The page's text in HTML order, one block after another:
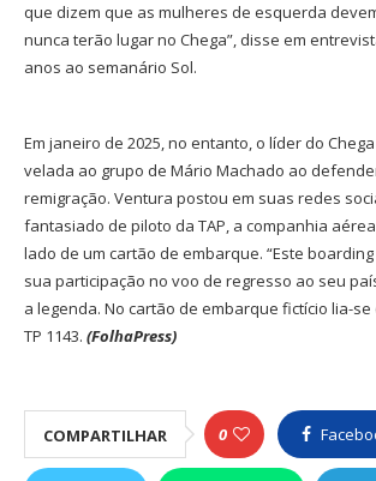
que dizem que as mulheres de esquerda
nunca terão lugar no Chega”, disse em
anos ao semanário Sol.
Em janeiro de 2025, no entanto, o líder do
velada ao grupo de Mário Machado ao
remigração. Ventura postou em suas redes
fantasiado de piloto da TAP, a companhia
lado de um cartão de embarque. “Este
sua participação no voo de regresso ao seu
a legenda. No cartão de embarque fictício lia-
TP 1143. (FolhaPress)
COMPARTILHAR 0